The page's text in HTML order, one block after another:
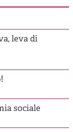
leva di
sociale